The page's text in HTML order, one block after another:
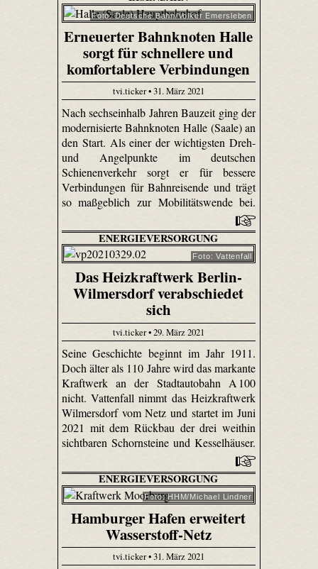
Foto: Deutsche Bahn/Volker Emersleben
Erneuerter Bahnknoten Halle
sorgt für schnellere und
komfortablere Verbindungen
tvi.ticker • 31. März 2021
Nach sechseinhalb Jahren Bauzeit ging der
modernisierte Bahnknoten Halle (Saale) an
den Start. Als einer der wichtigsten Dreh-
und Angelpunkte im deutschen
Schienenverkehr sorgt er für bessere
Verbindungen für Bahnreisende und trägt
so maßgeblich zur Mobilitätswende bei.
ENERGIEVERSORGUNG
Foto: Vattenfall
Das Heizkraftwerk Berlin-
Wilmersdorf verabschiedet
sich
tvi.ticker • 29. März 2021
Seine Geschichte beginnt im Jahr 1911.
Doch älter als 110 Jahre wird das markante
Kraftwerk an der Stadtautobahn A 100
nicht. Vattenfall nimmt das Heizkraftwerk
Wilmersdorf vom Netz und startet im Juni
2021 mit dem Rückbau der drei weithin
sichtbaren Schornsteine und Kesselhäuser.
ENERGIEVERSORGUNG
Foto: HHM/Michael Lindner
Hamburger Hafen erweitert
Wasserstoff-Netz
tvi.ticker • 31. März 2021